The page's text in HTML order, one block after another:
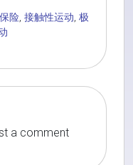
险, 接触性运动, 极
a comment